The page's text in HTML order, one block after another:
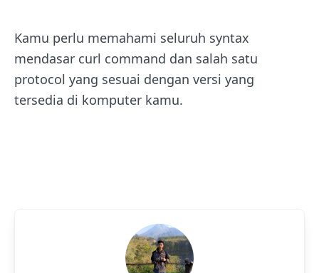
Kamu perlu memahami seluruh syntax
mendasar curl command dan salah satu
protocol yang sesuai dengan versi yang
tersedia di komputer kamu.